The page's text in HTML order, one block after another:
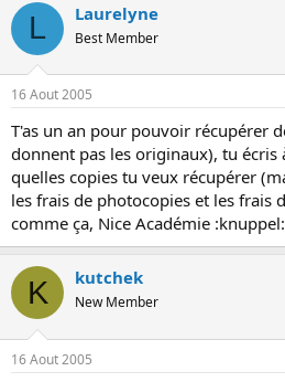
L Laurelyne
Best Member
16 Aout 2005
T'as un an pour pouvoir récupérer
donnent pas les originaux), tu
quelles copies tu veux récupérer
les frais de photocopies et les frais
comme ça, Nice Académie :knuppel:
K kutchek
New Member
16 Aout 2005